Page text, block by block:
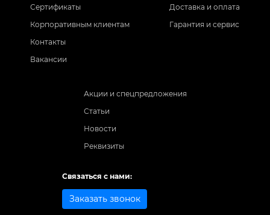
Сертификаты
Корпоративным клиентам
Контакты
Вакансии
Доставка и оплата
Гарантия и сервис
Акции и спецпредложения
Статьи
Новости
Реквизиты
Связаться с нами:
Заказать звонок